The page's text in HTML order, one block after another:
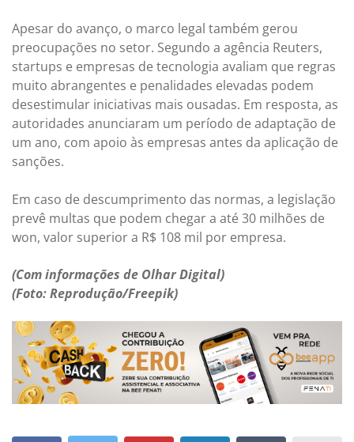
Apesar do avanço, o marco legal também gerou
preocupações no setor. Segundo a agência Reuters,
startups e empresas de tecnologia avaliam que regras
muito abrangentes e penalidades elevadas podem
desestimular iniciativas mais ousadas. Em resposta, as
autoridades anunciaram um período de adaptação de
um ano, com apoio às empresas antes da aplicação de
sanções.
Em caso de descumprimento das normas, a legislação
prevê multas que podem chegar a até 30 milhões de
won, valor superior a R$ 108 mil por empresa.
(Com informações de Olhar Digital)
(Foto: Reprodução/Freepik)